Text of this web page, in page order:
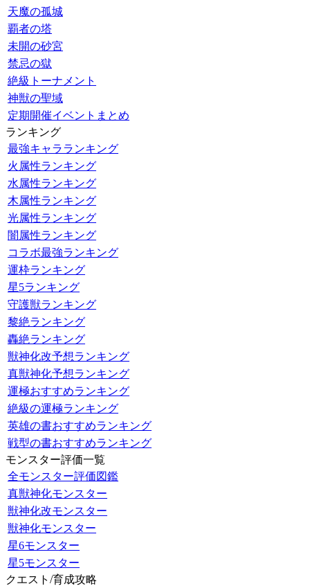
天魔の孤城
覇者の塔
未開の砂宮
禁忌の獄
絶級トーナメント
神獣の聖域
定期開催イベントまとめ
ランキング
最強キャラランキング
火属性ランキング
水属性ランキング
木属性ランキング
光属性ランキング
闇属性ランキング
コラボ最強ランキング
運枠ランキング
星5ランキング
守護獣ランキング
黎絶ランキング
轟絶ランキング
獣神化改予想ランキング
真獣神化予想ランキング
運極おすすめランキング
絶級の運極ランキング
英雄の書おすすめランキング
戦型の書おすすめランキング
モンスター評価一覧
全モンスター評価図鑑
真獣神化モンスター
獣神化改モンスター
獣神化モンスター
星6モンスター
星5モンスター
クエスト/育成攻略